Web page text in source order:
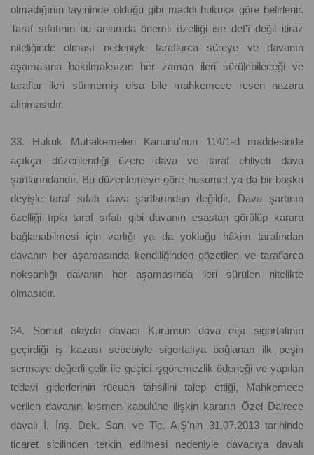
olmadığının tayininde olduğu gibi maddi hukuka göre belirlenir.
Taraf sıfatının bu anlamda önemli özelliği ise def'î değil itiraz
niteliğinde olması nedeniyle taraflarca süreye ve davanın
aşamasına bakılmaksızın her zaman ileri sürülebileceği ve
taraflar ileri sürmemiş olsa bile mahkemece resen nazara
alınmasıdır.
33. Hukuk Muhakemeleri Kanunu'nun 114/1-d maddesinde
açıkça düzenlendiği üzere dava ve taraf ehliyeti dava
şartlarındandır. Bu düzenlemeye göre husumet ya da bir başka
deyişle taraf sıfatı dava şartlarından değildir. Dava şartının
özelliği tıpkı taraf sıfatı gibi davanın esastan görülüp karara
bağlanabilmesi için varlığı ya da yokluğu hâkim tarafından
davanın her aşamasında kendiliğinden gözetilen ve taraflarca
noksanlığı davanın her aşamasında ileri sürülen nitelikte
olmasıdır.
34. Somut olayda davacı Kurumun dava dışı sigortalının
geçirdiği iş kazası sebebiyle sigortalıya bağlanan ilk peşin
sermaye değerli gelir ile geçici işgöremezlik ödeneği ve yapılan
tedavi giderlerinin rücuan tahsilini talep ettiği, Mahkemece
verilen davanın kısmen kabulüne ilişkin kararın Özel Dairece
davalı İ. İnş. Dek. San. ve Tic. A.Ş'nin 31.07.2013 tarihinde
ticaret sicilinden terkin edilmesi nedeniyle davacıya davalı